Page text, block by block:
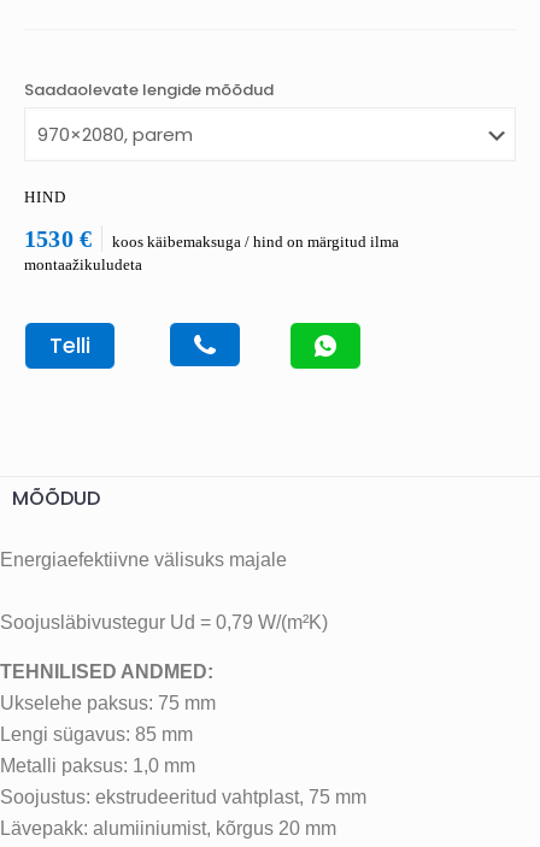
Saadaolevate lengide mõõdud
HIND
1530 €
koos käibemaksuga / hind on märgitud ilma
montaažikuludeta
Telli
MÕÕDUD
Energiaefektiivne välisuks majale
Soojusläbivustegur Ud = 0,79 W/(m²K)
TEHNILISED ANDMED:
Ukselehe paksus: 75 mm
Lengi sügavus: 85 mm
Metalli paksus: 1,0 mm
Soojustus: ekstrudeeritud vahtplast, 75 mm
Lävepakk: alumiiniumist, kõrgus 20 mm